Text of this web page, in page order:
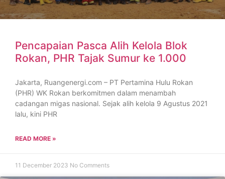
Pencapaian Pasca Alih Kelola Blok
Rokan, PHR Tajak Sumur ke 1.000
Jakarta, Ruangenergi.com – PT Pertamina Hulu Rokan
(PHR) WK Rokan berkomitmen dalam menambah
cadangan migas nasional. Sejak alih kelola 9 Agustus 2021
lalu, kini PHR
READ MORE »
11 December 2023 No Comments